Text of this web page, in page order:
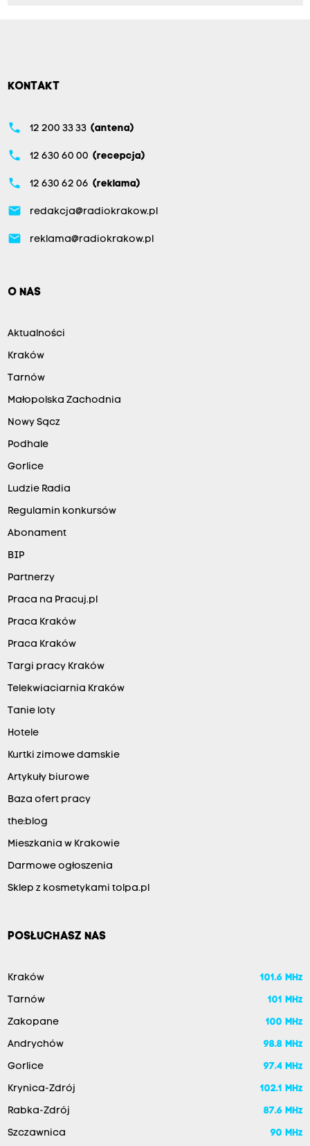
KONTAKT
phone 12 200 33 33 (antena)
phone 12 630 60 00 (recepcja)
phone 12 630 62 06 (reklama)
email redakcja@radiokrakow.pl
email reklama@radiokrakow.pl
O NAS
Aktualności
Kraków
Tarnów
Małopolska Zachodnia
Nowy Sącz
Podhale
Gorlice
Ludzie Radia
Regulamin konkursów
Abonament
BIP
Partnerzy
Praca na Pracuj.pl
Praca Kraków
Praca Kraków
Targi pracy Kraków
Telekwiaciarnia Kraków
Tanie loty
Hotele
Kurtki zimowe damskie
Artykuły biurowe
Baza ofert pracy
the:blog
Mieszkania w Krakowie
Darmowe ogłoszenia
Sklep z kosmetykami tolpa.pl
POSŁUCHASZ NAS
Kraków 101.6 MHz
Tarnów 101 MHz
Zakopane 100 MHz
Andrychów 98.8 MHz
Gorlice 97.4 MHz
Krynica-Zdrój 102.1 MHz
Rabka-Zdrój 87.6 MHz
Szczawnica 90 MHz